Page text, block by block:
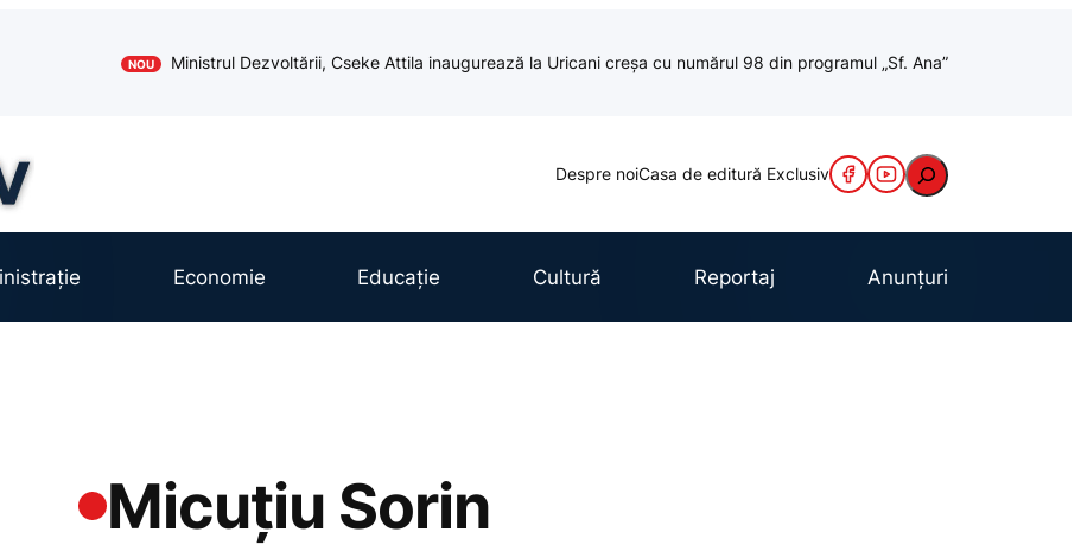
NOU Ministrul Dezvoltării, Cseke Attila inaugurează la Uricani creșa cu numărul 98 din programul „Sf. Ana”
Despre noiCasa de editură Exclusiv Caută
Economie Educație Cultură Reportaj Anunțuri
Micuțiu Sorin